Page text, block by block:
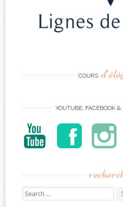
COURS
YOUTUBE, FACEBOOK &
Search
for: